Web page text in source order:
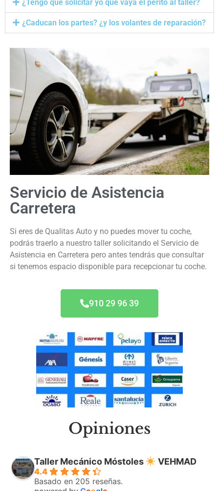
¿Tengo que solicitar yo que vaya el perito al taller?
¿Caducan los partes? ¿y los volantes de reparación?
Servicio de Asistencia
Carretera
Si eres de Qualitas Auto y no puedes mover tu coche,
podrás traerlo a nuestro taller solicitando el Servicio de
Asistencia en Carretera pero antes tendrás que consultar
si tenemos espacio disponible para recepcionar tu coche.
910 29 96 39
Opiniones
Taller Mecánico Móstoles VEHMAD
4.4
Basado en 205 reseñas.